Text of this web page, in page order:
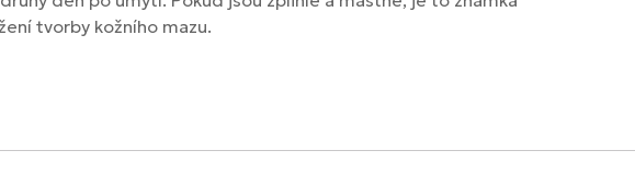
tvorby kožního mazu.